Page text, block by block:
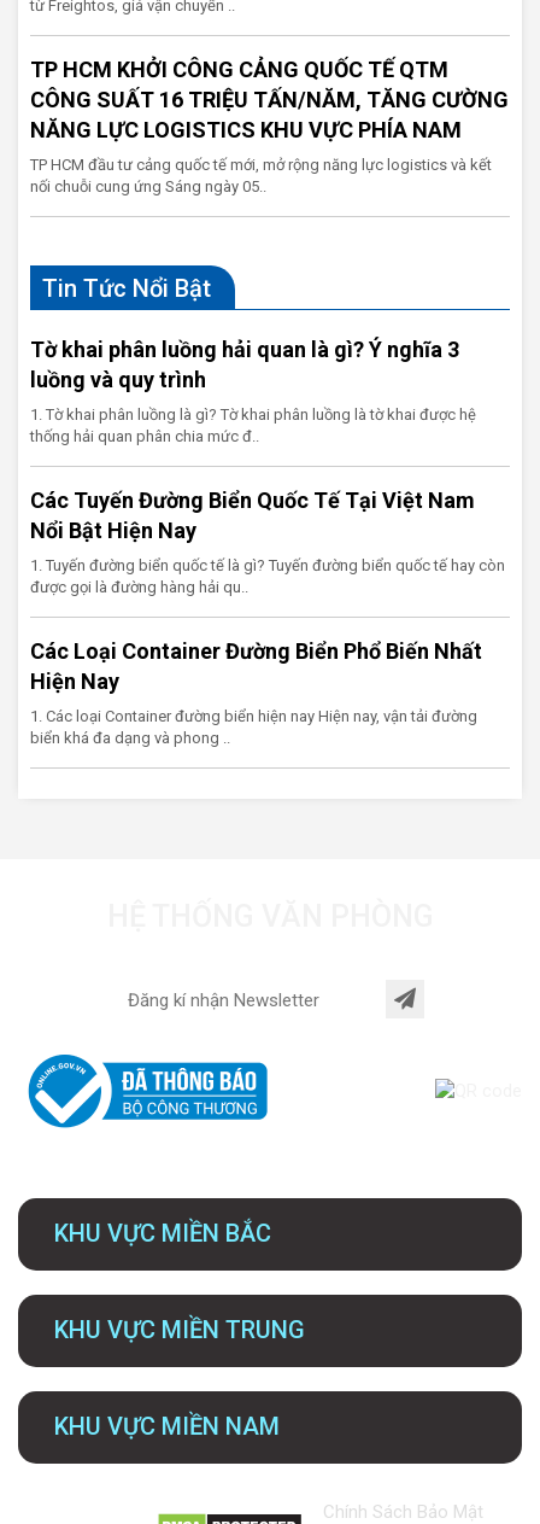
từ Freightos, giá vận chuyển ..
TP HCM KHỞI CÔNG CẢNG QUỐC TẾ QTM
CÔNG SUẤT 16 TRIỆU TẤN/NĂM, TĂNG CƯỜNG
NĂNG LỰC LOGISTICS KHU VỰC PHÍA NAM
TP HCM đầu tư cảng quốc tế mới, mở rộng năng lực logistics và kết
nối chuỗi cung ứng Sáng ngày 05..
Tin Tức Nổi Bật
Tờ khai phân luồng hải quan là gì? Ý nghĩa 3
luồng và quy trình
1. Tờ khai phân luồng là gì? Tờ khai phân luồng là tờ khai được hệ
thống hải quan phân chia mức đ..
Các Tuyến Đường Biển Quốc Tế Tại Việt Nam
Nổi Bật Hiện Nay
1. Tuyến đường biển quốc tế là gì? Tuyến đường biển quốc tế hay còn
được gọi là đường hàng hải qu..
Các Loại Container Đường Biển Phổ Biến Nhất
Hiện Nay
1. Các loại Container đường biển hiện nay Hiện nay, vận tải đường
biển khá đa dạng và phong ..
KHU VỰC MIỀN BẮC
KHU VỰC MIỀN TRUNG
KHU VỰC MIỀN NAM
Chính Sách Bảo Mật